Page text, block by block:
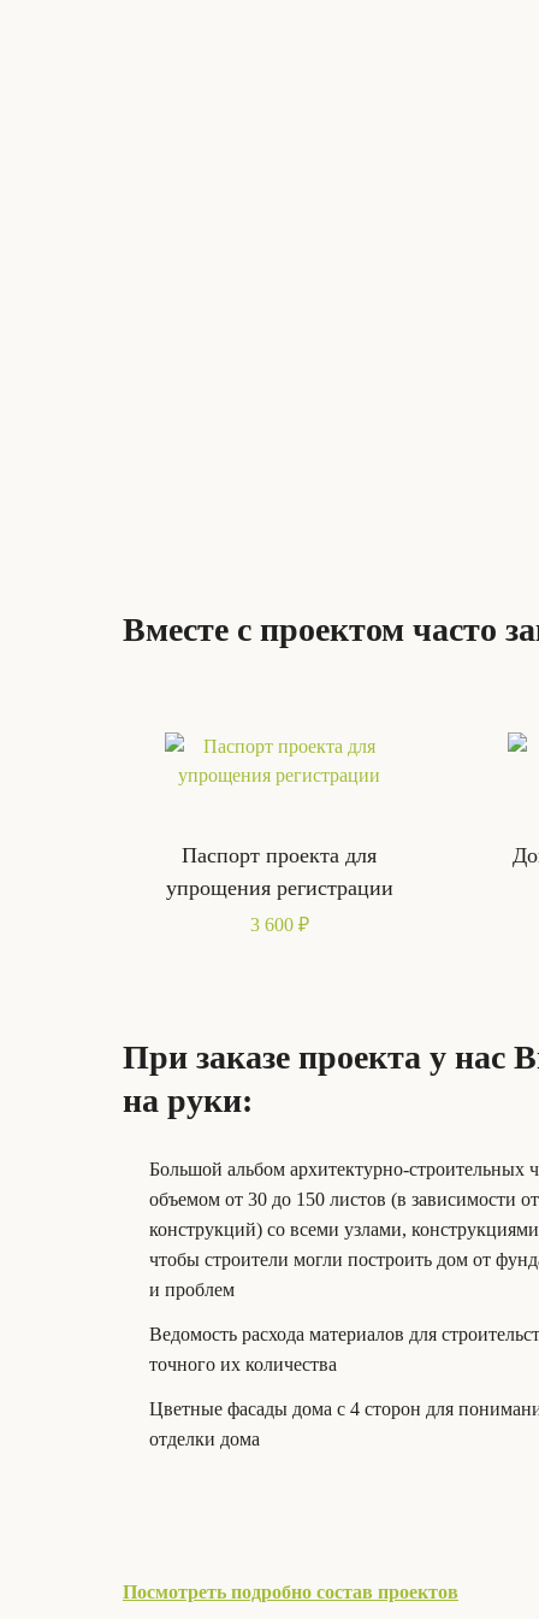
Вместе с проектом часто
Паспорт проекта для
упрощения регистрации
3 600 ₽
При заказе проекта у нас
на руки:
Большой альбом архитектурно-строительных
объемом от 30 до 150 листов (в зависимости
конструкций) со всеми узлами,
чтобы строители могли построить дом от
и проблем
Ведомость расхода материалов для
точного их количества
Цветные фасады дома с 4 сторон для
отделки дома
Посмотреть подробно состав проектов